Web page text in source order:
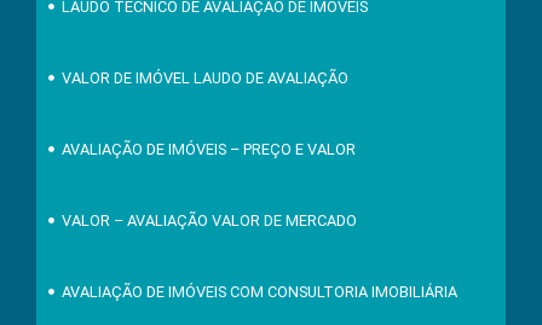
LAUDO TÉCNICO DE AVALIAÇÃO DE IMÓVEIS
VALOR DE IMÓVEL LAUDO DE AVALIAÇÃO
AVALIAÇÃO DE IMÓVEIS – PREÇO E VALOR
VALOR – AVALIAÇÃO VALOR DE MERCADO
AVALIAÇÃO DE IMÓVEIS COM CONSULTORIA IMOBILIÁRIA